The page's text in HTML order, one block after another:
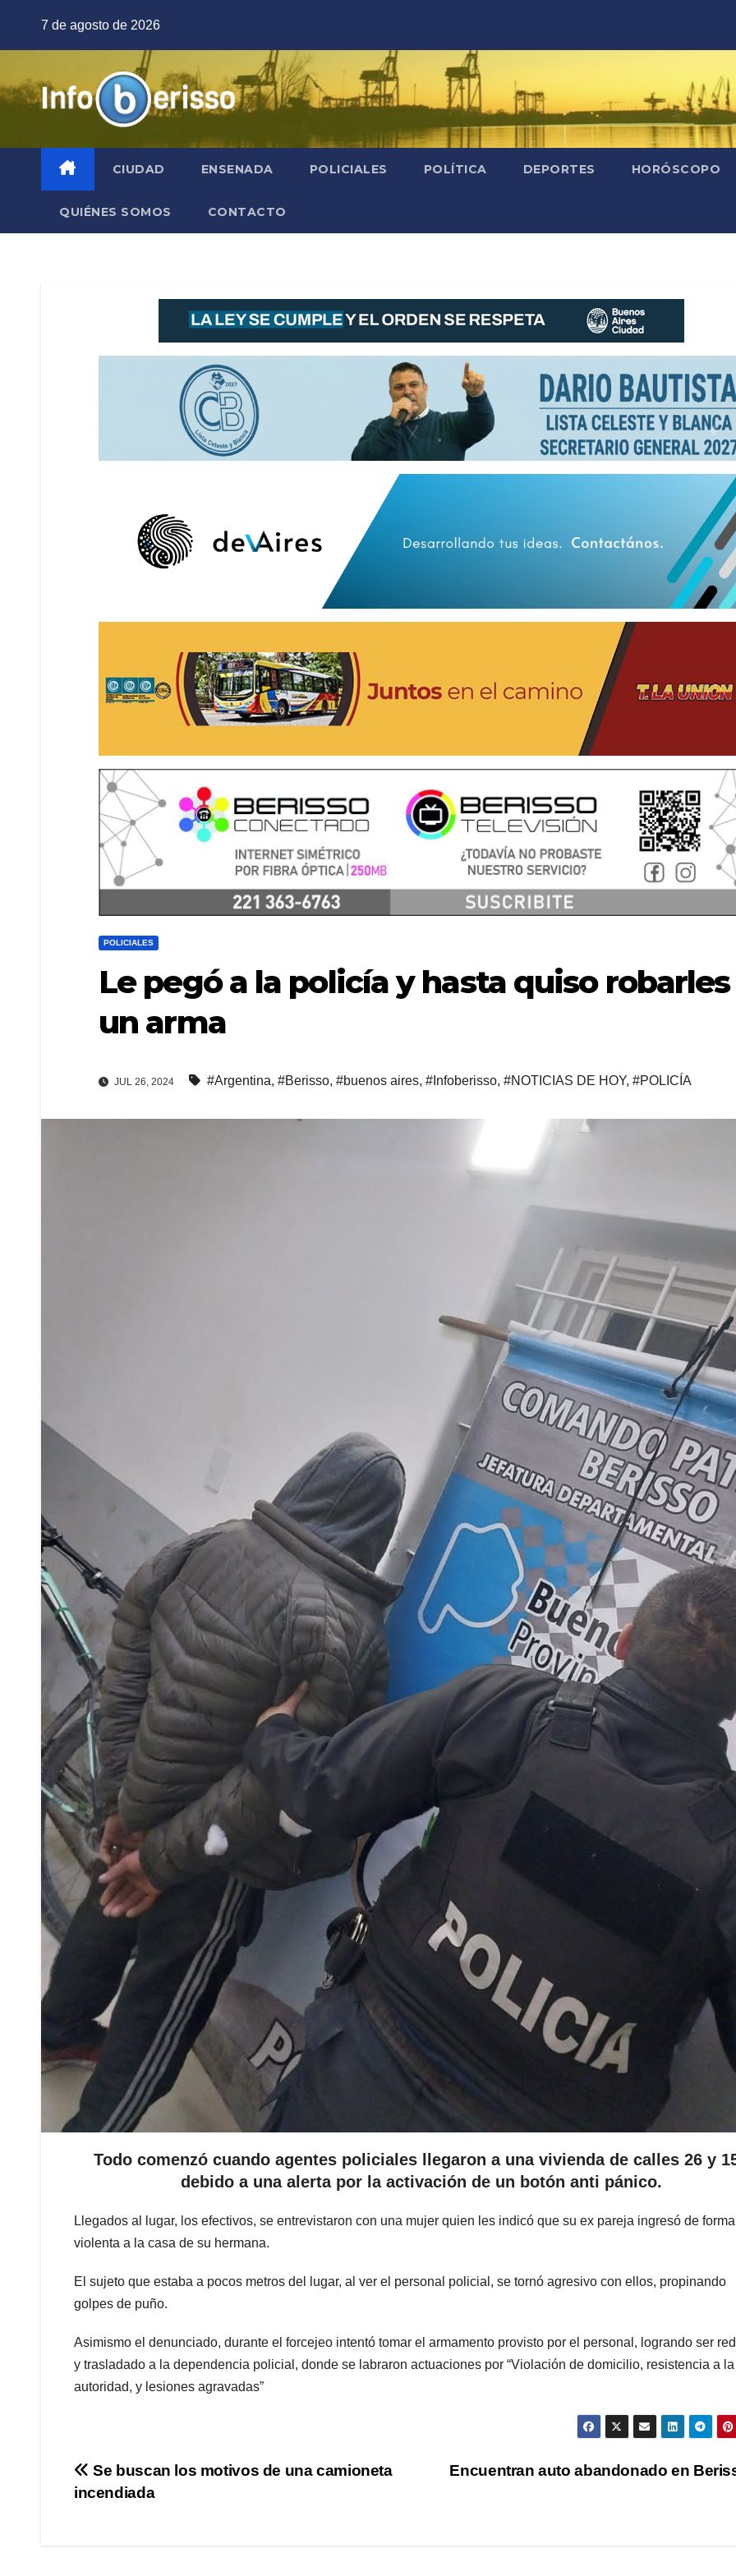
7 de agosto de 2026
CIUDAD ENSENADA POLICIALES POLÍTICA DEPORTES HORÓSCOPO
QUIÉNES SOMOS CONTACTO
POLICIALES
Le pegó a la policía y hasta quiso robarles
un arma
JUL 26, 2024 #Argentina, #Berisso, #buenos aires, #Infoberisso, #NOTICIAS DE HOY, #POLICÍA
Todo comenzó cuando agentes policiales llegaron a una vivienda de calles 26 y
debido a una alerta por la activación de un botón anti pánico.
Llegados al lugar, los efectivos, se entrevistaron con una mujer quien les indicó que su ex pareja ingresó de forma
violenta a la casa de su hermana.
El sujeto que estaba a pocos metros del lugar, al ver el personal policial, se tornó agresivo con ellos, propinando
golpes de puño.
Asimismo el denunciado, durante el forcejeo intentó tomar el armamento provisto por el personal, logrando ser
y trasladado a la dependencia policial, donde se labraron actuaciones por “Violación de domicilio, resistencia a la
autoridad, y lesiones agravadas”
Navegación
Encuentran auto abandonado en
Se buscan los motivos de una camioneta
incendiada